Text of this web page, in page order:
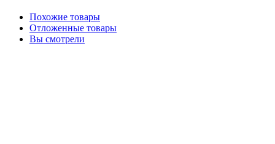
Похожие товары
Отложенные товары
Вы смотрели